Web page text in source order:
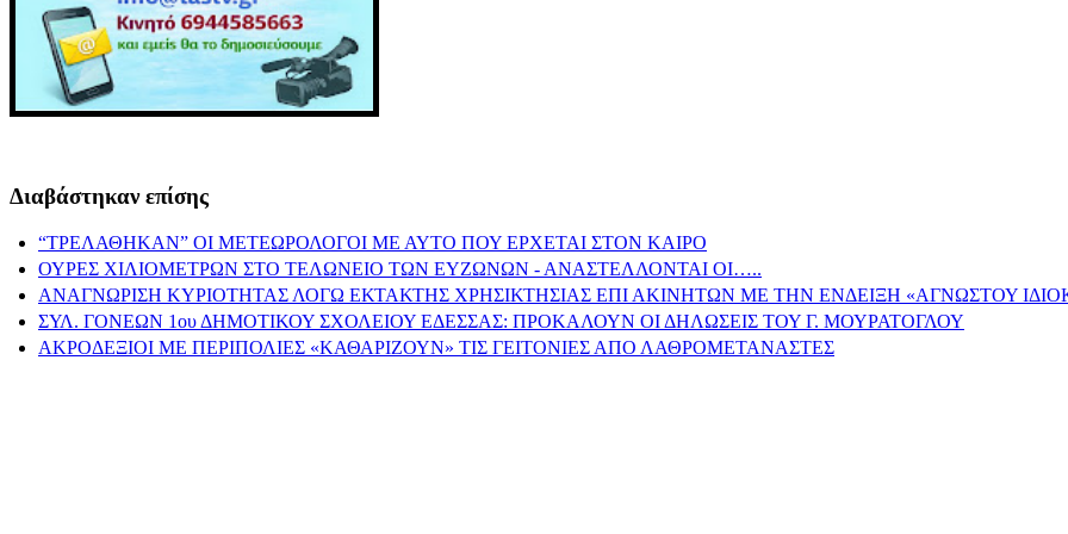
Διαβάστηκαν επίσης
“ΤΡΕΛΑΘΗΚΑΝ” ΟΙ ΜΕΤΕΩΡΟΛΟΓΟΙ ΜΕ ΑΥΤΟ ΠΟΥ ΕΡΧΕΤΑΙ ΣΤΟΝ ΚΑΙΡΟ
ΟΥΡΕΣ ΧΙΛΙΟΜΕΤΡΩΝ ΣΤΟ ΤΕΛΩΝΕΙΟ ΤΩΝ ΕΥΖΩΝΩΝ - ΑΝΑΣΤΕΛΛΟΝΤΑΙ ΟΙ…..
ΑΝΑΓΝΩΡΙΣΗ ΚΥΡΙΟΤΗΤΑΣ ΛΟΓΩ ΕΚΤΑΚΤΗΣ ΧΡΗΣΙΚΤΗΣΙΑΣ ΕΠΙ ΑΚΙΝΗΤΩΝ ΜΕ ΤΗΝ ΕΝΔΕΙΞΗ «ΑΓΝΩΣΤΟΥ
ΣΥΛ. ΓΟΝΕΩΝ 1ου ΔΗΜΟΤΙΚΟΥ ΣΧΟΛΕΙΟΥ ΕΔΕΣΣΑΣ: ΠΡΟΚΑΛΟΥΝ ΟΙ ΔΗΛΩΣΕΙΣ ΤΟΥ Γ. ΜΟΥΡΑΤΟΓΛΟΥ
ΑΚΡΟΔΕΞΙΟΙ ΜΕ ΠΕΡΙΠΟΛΙΕΣ «ΚΑΘΑΡΙΖΟΥΝ» ΤΙΣ ΓΕΙΤΟΝΙΕΣ ΑΠΟ ΛΑΘΡΟΜΕΤΑΝΑΣΤΕΣ